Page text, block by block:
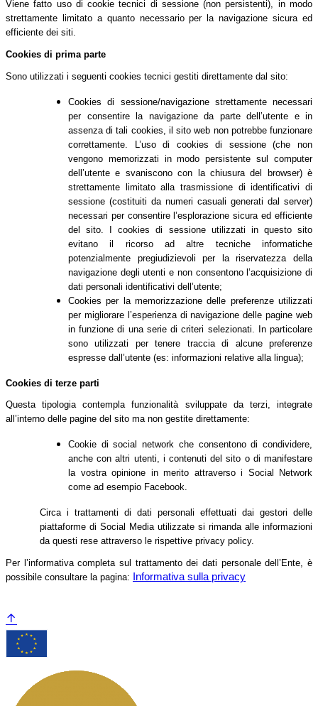
Viene fatto uso di cookie tecnici di sessione (non persistenti), in modo
strettamente limitato a quanto necessario per la navigazione sicura ed
efficiente dei siti.
Cookies di prima parte
Sono utilizzati i seguenti cookies tecnici gestiti direttamente dal sito:
Cookies di sessione/navigazione strettamente necessari
per consentire la navigazione da parte dell’utente e in
assenza di tali cookies, il sito web non potrebbe funzionare
correttamente. L’uso di cookies di sessione (che non
vengono memorizzati in modo persistente sul computer
dell’utente e svaniscono con la chiusura del browser) è
strettamente limitato alla trasmissione di identificativi di
sessione (costituiti da numeri casuali generati dal server)
necessari per consentire l’esplorazione sicura ed efficiente
del sito. I cookies di sessione utilizzati in questo sito
evitano il ricorso ad altre tecniche informatiche
potenzialmente pregiudizievoli per la riservatezza della
navigazione degli utenti e non consentono l’acquisizione di
dati personali identificativi dell’utente;
Cookies per la memorizzazione delle preferenze utilizzati
per migliorare l’esperienza di navigazione delle pagine web
in funzione di una serie di criteri selezionati. In particolare
sono utilizzati per tenere traccia di alcune preferenze
espresse dall’utente (es: informazioni relative alla lingua);
Cookies di terze parti
Questa tipologia contempla funzionalità sviluppate da terzi, integrate
all’interno delle pagine del sito ma non gestite direttamente:
Cookie di social network che consentono di condividere,
anche con altri utenti, i contenuti del sito o di manifestare
la vostra opinione in merito attraverso i Social Network
come ad esempio Facebook.
Circa i trattamenti di dati personali effettuati dai gestori delle
piattaforme di Social Media utilizzate si rimanda alle informazioni
da questi rese attraverso le rispettive privacy policy.
Per l’informativa completa sul trattamento dei dati personale dell’Ente, è
possibile consultare la pagina:
Informativa sulla privacy